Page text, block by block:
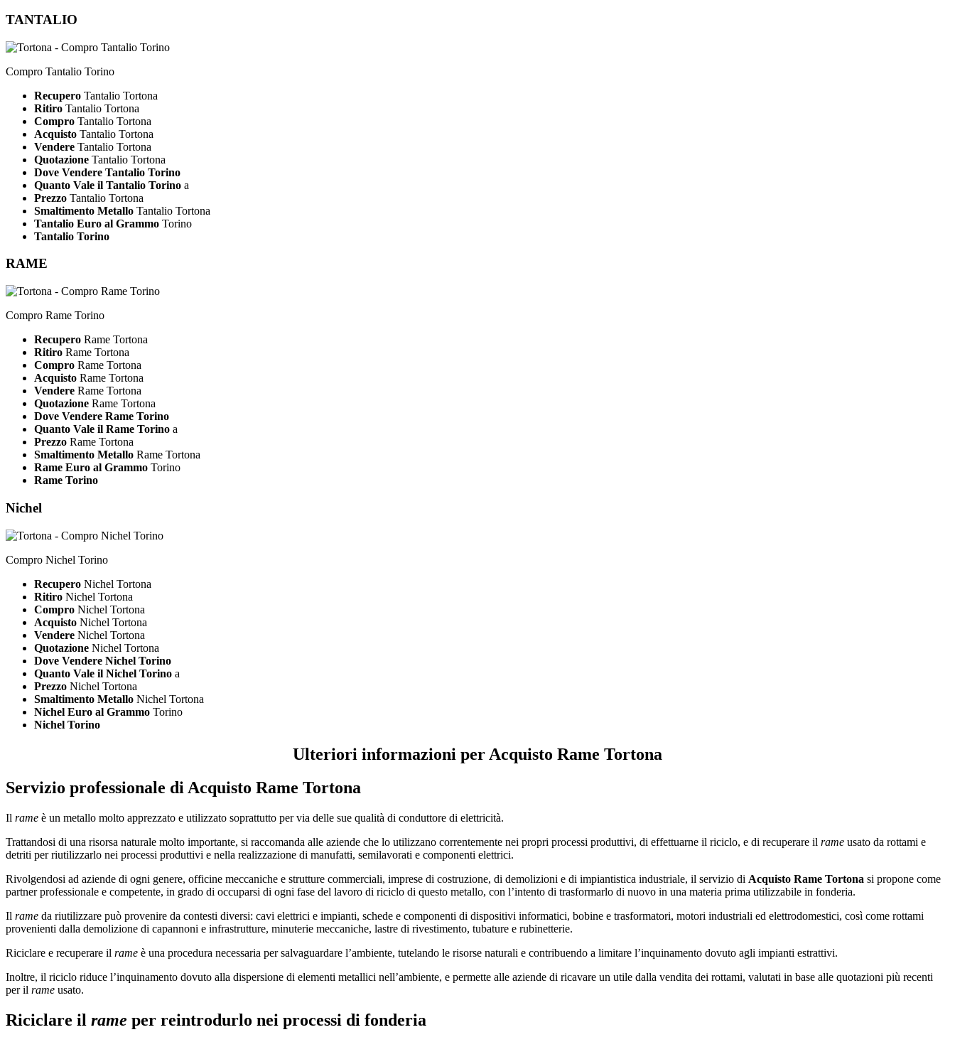
TANTALIO
Compro Tantalio Torino
Recupero Tantalio Tortona
Ritiro Tantalio Tortona
Compro Tantalio Tortona
Acquisto Tantalio Tortona
Vendere Tantalio Tortona
Quotazione Tantalio Tortona
Dove Vendere Tantalio Torino
Quanto Vale il Tantalio Torino a
Prezzo Tantalio Tortona
Smaltimento Metallo Tantalio Tortona
Tantalio Euro al Grammo Torino
Tantalio Torino
RAME
Compro Rame Torino
Recupero Rame Tortona
Ritiro Rame Tortona
Compro Rame Tortona
Acquisto Rame Tortona
Vendere Rame Tortona
Quotazione Rame Tortona
Dove Vendere Rame Torino
Quanto Vale il Rame Torino a
Prezzo Rame Tortona
Smaltimento Metallo Rame Tortona
Rame Euro al Grammo Torino
Rame Torino
Nichel
Compro Nichel Torino
Recupero Nichel Tortona
Ritiro Nichel Tortona
Compro Nichel Tortona
Acquisto Nichel Tortona
Vendere Nichel Tortona
Quotazione Nichel Tortona
Dove Vendere Nichel Torino
Quanto Vale il Nichel Torino a
Prezzo Nichel Tortona
Smaltimento Metallo Nichel Tortona
Nichel Euro al Grammo Torino
Nichel Torino
Ulteriori informazioni per Acquisto Rame Tortona
Servizio professionale diAcquisto Rame Tortona
Il rame è un metallo molto apprezzato e utilizzato soprattutto per via delle sue qualità di conduttore di elettricità.
Trattandosi di una risorsa naturale molto importante, si raccomanda alle aziende che lo utilizzano correntemente nei propri processi produttivi, di effettuarne il riciclo, e di recuperare il rame usato da rottami e
detriti per riutilizzarlo nei processi produttivi e nella realizzazione di manufatti, semilavorati e componenti elettrici.
Rivolgendosi ad aziende di ogni genere, officine meccaniche e strutture commerciali, imprese di costruzione, di demolizioni e di impiantistica industriale, il servizio di Acquisto Rame Tortona si propone come
partner professionale e competente, in grado di occuparsi di ogni fase del lavoro di riciclo di questo metallo, con l’intento di trasformarlo di nuovo in una materia prima utilizzabile in fonderia.
Il rame da riutilizzare può provenire da contesti diversi: cavi elettrici e impianti, schede e componenti di dispositivi informatici, bobine e trasformatori, motori industriali ed elettrodomestici, così come rottami
provenienti dalla demolizione di capannoni e infrastrutture, minuterie meccaniche, lastre di rivestimento, tubature e rubinetterie.
Riciclare e recuperare il rame è una procedura necessaria per salvaguardare l’ambiente, tutelando le risorse naturali e contribuendo a limitare l’inquinamento dovuto agli impianti estrattivi.
Inoltre, il riciclo riduce l’inquinamento dovuto alla dispersione di elementi metallici nell’ambiente, e permette alle aziende di ricavare un utile dalla vendita dei rottami, valutati in base alle quotazioni più recenti
per il rame usato.
Riciclare il rame per reintrodurlo nei processi di fonderia